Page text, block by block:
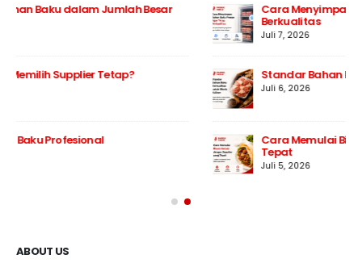
Cara Menyimpan Bahan Baku Frozen Agar Tetap
Standar Bahan Baku Berkualitas untuk Bisnis Kuliner
Cara Memulai Bisnis Kebab dengan Supplier yang
ABOUT US